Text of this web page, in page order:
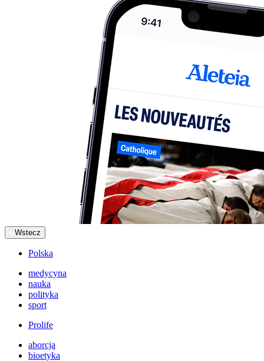
Wstecz
Polska
medycyna
nauka
polityka
sport
Prolife
aborcja
bioetyka